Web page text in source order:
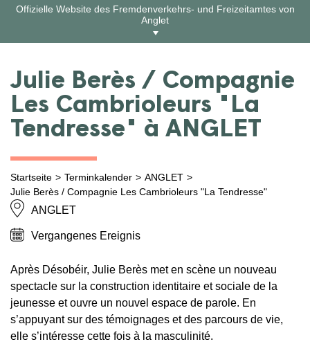
ZumOffizielle Website des Fremdenverkehrs- und Freizeitamtes von
Anglet
Julie Berès / Compagnie
Les Cambrioleurs "La
Tendresse" à ANGLET
Startseite Terminkalender
ANGLET
Julie Berès / Compagnie Les Cambrioleurs "La Tendresse"
ANGLET
Vergangenes Ereignis
Après Désobéir, Julie Berès met en scène un nouveau
spectacle sur la construction identitaire et sociale de la
jeunesse et ouvre un nouvel espace de parole. En
s’appuyant sur des témoignages et des parcours de vie,
elle s’intéresse cette fois à la masculinité.